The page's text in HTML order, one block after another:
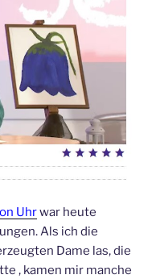
Uhrwar heute
Als ich die
Dame las, die
, kamen mir manche